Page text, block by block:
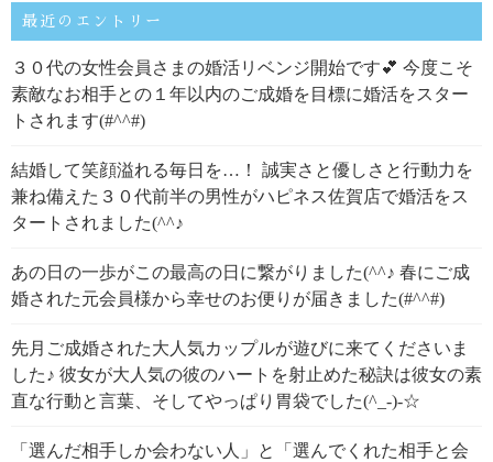
最近のエントリー
３０代の女性会員さまの婚活リベンジ開始です💕 今度こそ
素敵なお相手との１年以内のご成婚を目標に婚活をスター
トされます(#^^#)
結婚して笑顔溢れる毎日を…！ 誠実さと優しさと行動力を
兼ね備えた３０代前半の男性がハピネス佐賀店で婚活をス
タートされました(^^♪
あの日の一歩がこの最高の日に繋がりました(^^♪ 春にご成
婚された元会員様から幸せのお便りが届きました(#^^#)
先月ご成婚された大人気カップルが遊びに来てくださいま
した♪ 彼女が大人気の彼のハートを射止めた秘訣は彼女の素
直な行動と言葉、そしてやっぱり胃袋でした(^_-)-☆
「選んだ相手しか会わない人」と「選んでくれた相手と会